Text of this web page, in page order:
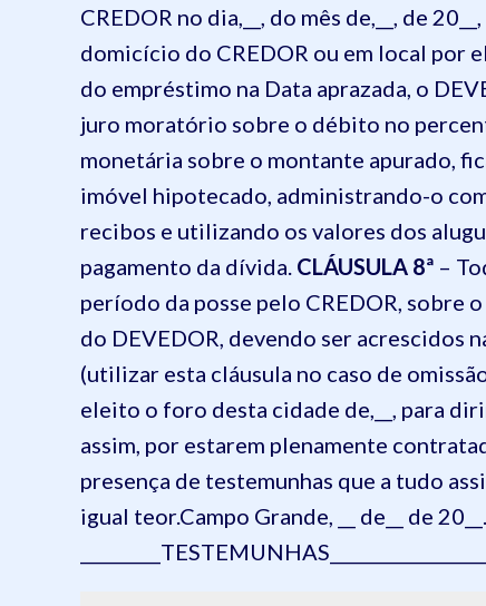
CREDOR no dia,__, do mês de,__, de
domicício do CREDOR ou em local por
do empréstimo na Data aprazada, o
juro moratório sobre o débito no
monetária sobre o montante apurado,
imóvel hipotecado, administrando-o
recibos e utilizando os valores dos
pagamento da dívida. CLÁUSULA 8ª –
período da posse pelo CREDOR,
do DEVEDOR, devendo ser acrescidos
(utilizar esta cláusula no caso de
eleito o foro desta cidade de,__, para
assim, por estarem plenamente
presença de testemunhas que a tudo
igual teor.Campo Grande, __ de__ de 20__.
TESTEMUNHAS